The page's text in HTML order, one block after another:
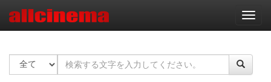
ナ
ビ
ー
ョ